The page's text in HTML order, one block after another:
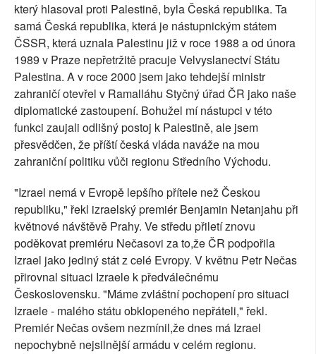
který hlasoval proti Palestině, byla Česká republika. Ta
samá Česká republika, která je nástupnickým státem
ČSSR, která uznala Palestinu již v roce 1988 a od února
1989 v Praze nepřetržitě pracuje Velvyslanectví Státu
Palestina. A v roce 2000 jsem jako tehdejší ministr
zahraničí otevřel v Ramalláhu Styčný úřad ČR jako naše
diplomatické zastoupení. Bohužel mí nástupci v této
funkci zaujali odlišný postoj k Palestině, ale jsem
přesvědčen, že příští česká vláda naváže na mou
zahraniční politiku vůči regionu Středního Východu.
"Izrael nemá v Evropě lepšího přítele než Českou
republiku," řekl izraelský premiér Benjamin Netanjahu při
květnové návštěvě Prahy. Ve středu přiletí znovu
poděkovat premiéru Nečasovi za to,že ČR podpořila
Izrael jako jediný stát z celé Evropy. V květnu Petr Nečas
přirovnal situaci Izraele k předválečnému
Československu. "Máme zvláštní pochopení pro situaci
Izraele - malého státu obklopeného nepřáteli," řekl.
Premiér Nečas ovšem nezmínil,že dnes má Izrael
nepochybně nejsilnější armádu v celém regionu.